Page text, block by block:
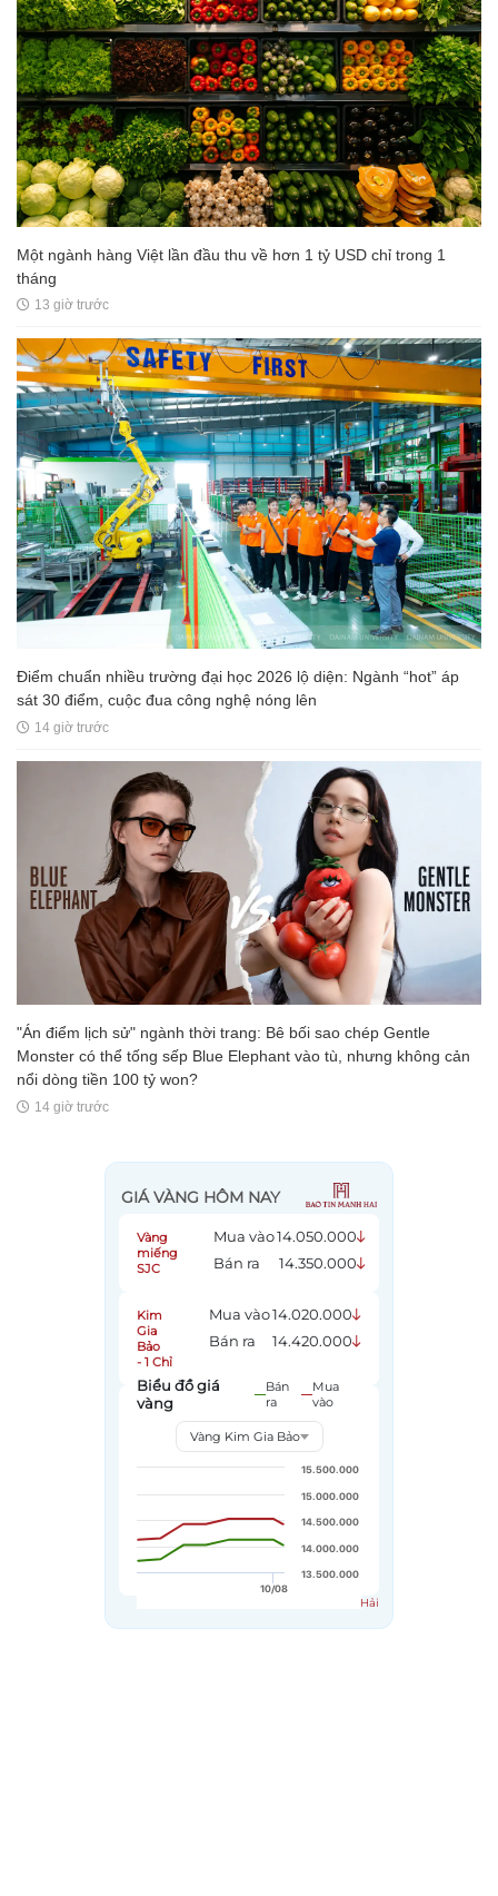
Một ngành hàng Việt lần đầu thu về hơn 1 tỷ USD chỉ trong 1
tháng
13 giờ trước
Điểm chuẩn nhiều trường đại học 2026 lộ diện: Ngành “hot” áp
sát 30 điểm, cuộc đua công nghệ nóng lên
14 giờ trước
"Án điểm lịch sử" ngành thời trang: Bê bối sao chép Gentle
Monster có thể tống sếp Blue Elephant vào tù, nhưng không cản
nổi dòng tiền 100 tỷ won?
14 giờ trước